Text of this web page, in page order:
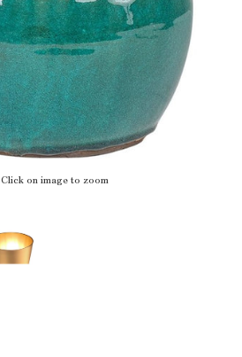
Click on image to zoom